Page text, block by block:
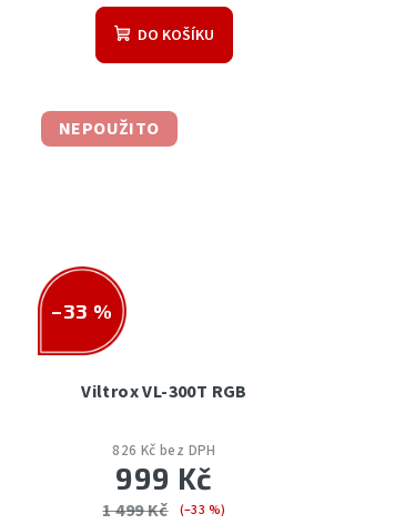
DO KOŠÍKU
NEPOUŽITO
–33 %
Viltrox VL-300T RGB
826 Kč bez DPH
999 Kč
1 499 Kč (–33 %)